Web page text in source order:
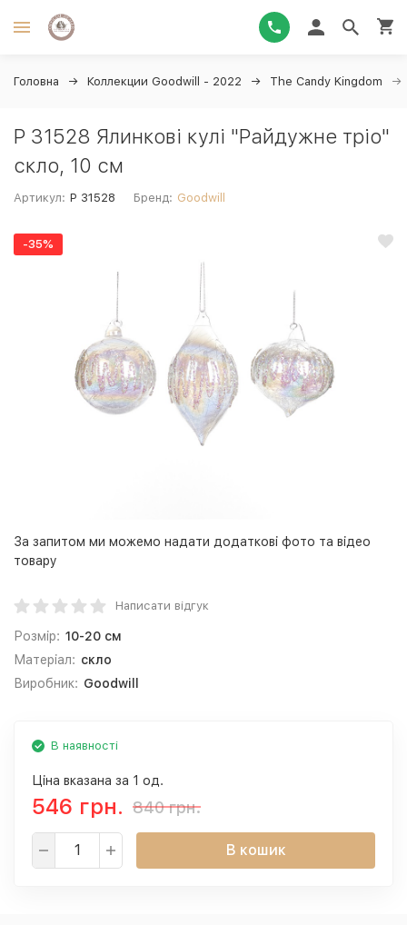
Головна Коллекции Goodwill - 2022 The Candy Kingdom
P 31528 Ялинкові кулі "Райдужне тріо"
скло, 10 см
Артикул: P 31528 Бренд: Goodwill
-35%
За запитом ми можемо надати додаткові фото та відео
товару
Написати відгук
Розмір: 10-20 см
Матеріал: скло
Виробник: Goodwill
В наявності
Ціна вказана за 1 од.
546 грн. 840 грн.
В кошик